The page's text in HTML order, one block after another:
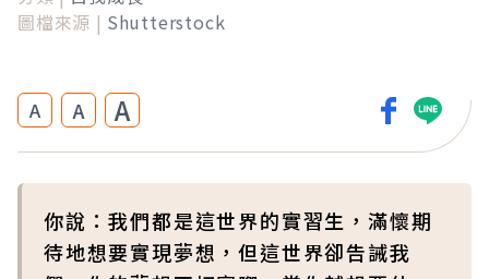
圖檔來源 | Shutterstock
A A A
你說：我們都是這世界的實習生，滿懷期
待地想要實現夢想，但這世界卻告誡我